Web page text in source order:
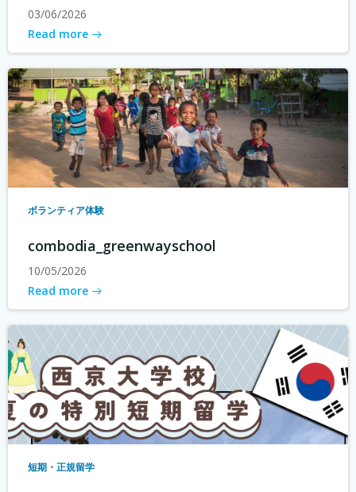
03/06/2026
Read more
ボランティア体験
combodia_greenwayschool
10/05/2026
Read more
短期・正規留学